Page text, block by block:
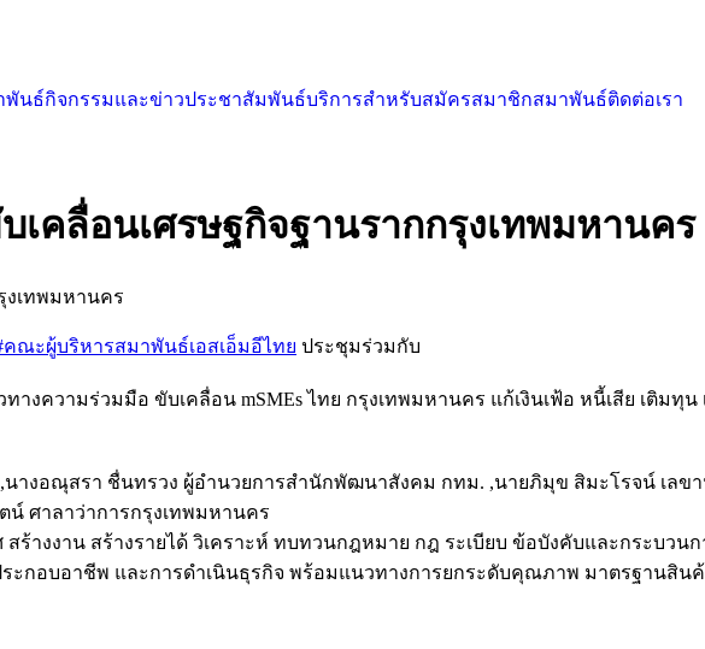
พันธ์กิจกรรมและข่าวประชาสัมพันธ์บริการสำหรับสมัครสมาชิกสมาพันธ์ติดต่อเรา
คลื่อนเศรษฐกิจฐานรากกรุงเทพมหานคร
งเทพมหานคร
คณะผู้บริหารสมาพันธ์เอสเอ็มอีไทย ประชุมร่วมกับ
งความร่วมมือ ขับเคลื่อน mSMEs ไทย กรุงเทพมหานคร แก้เงินเฟ้อ หนี้เสีย เติม
างอณุสรา ชื่นทรวง ผู้อำนวยการสำนักพัฒนาสังคม กทม. ,นายภิมุข สิมะโรจน์ เลข
ศาลาว่าการกรุงเทพมหานคร
ร้างงาน สร้างรายได้ วิเคราะห์ ทบทวนกฎหมาย กฎ ระเบียบ ข้อบังคับและกระบว
กอบอาชีพ และการดำเนินธุรกิจ พร้อมแนวทางการยกระดับคุณภาพ มาตรฐานสินค้